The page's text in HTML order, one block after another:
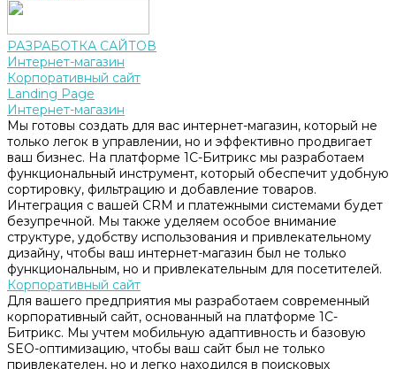
РАЗРАБОТКА САЙТОВ
Интернет-магазин
Корпоративный сайт
Landing Page
Интернет-магазин
Мы готовы создать для вас интернет-магазин, который не
только легок в управлении, но и эффективно продвигает
ваш бизнес. На платформе 1С-Битрикс мы разработаем
функциональный инструмент, который обеспечит удобную
сортировку, фильтрацию и добавление товаров.
Интеграция с вашей CRM и платежными системами будет
безупречной. Мы также уделяем особое внимание
структуре, удобству использования и привлекательному
дизайну, чтобы ваш интернет-магазин был не только
функциональным, но и привлекательным для посетителей.
Корпоративный сайт
Для вашего предприятия мы разработаем современный
корпоративный сайт, основанный на платформе 1С-
Битрикс. Мы учтем мобильную адаптивность и базовую
SEO-оптимизацию, чтобы ваш сайт был не только
привлекателен, но и легко находился в поисковых